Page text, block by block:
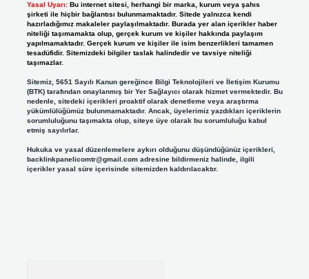
Yasal Uyarı: Bu internet sitesi, herhangi bir marka, kurum veya şahıs
şirketi ile hiçbir bağlantısı bulunmamaktadır. Sitede yalnızca kendi
hazırladığımız makaleler paylaşılmaktadır. Burada yer alan içerikler haber
niteliği taşımamakta olup, gerçek kurum ve kişiler hakkında paylaşım
yapılmamaktadır. Gerçek kurum ve kişiler ile isim benzerlikleri tamamen
tesadüfidir. Sitemizdeki bilgiler taslak halindedir ve tavsiye niteliği
taşımazlar.
Sitemiz, 5651 Sayılı Kanun gereğince Bilgi Teknolojileri ve İletişim Kurumu
(BTK) tarafından onaylanmış bir Yer Sağlayıcı olarak hizmet vermektedir. Bu
nedenle, sitedeki içerikleri proaktif olarak denetleme veya araştırma
yükümlülüğümüz bulunmamaktadır. Ancak, üyelerimiz yazdıkları içeriklerin
sorumluluğunu taşımakta olup, siteye üye olarak bu sorumluluğu kabul
etmiş sayılırlar.
Hukuka ve yasal düzenlemelere aykırı olduğunu düşündüğünüz içerikleri,
backlinkpanelicomtr@gmail.comadresine bildirmeniz halinde, ilgili
içerikler yasal süre içerisinde sitemizden kaldırılacaktır.